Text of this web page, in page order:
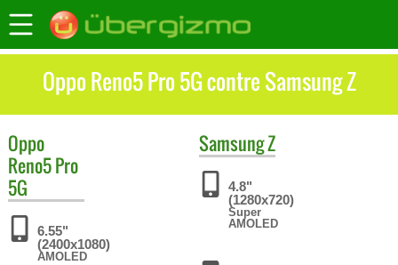
Oppo Reno5 Pro 5G contre Samsung Z
Oppo
Reno5 Pro
5G
6.55"
(2400x1080)
AMOLED
SamsungZ
4.8"
(1280x720)
Super
AMOLED